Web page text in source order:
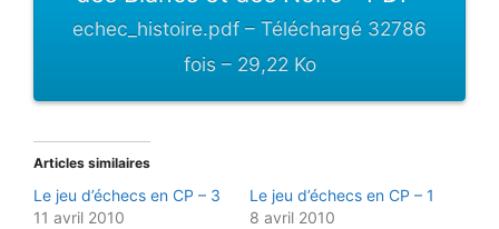
echec_histoire.pdf – Téléchargé 32786
fois – 29,22 Ko
Articles similaires
Le jeu d’échecs en CP – 3
11 avril 2010
Le jeu d’échecs en CP – 1
8 avril 2010